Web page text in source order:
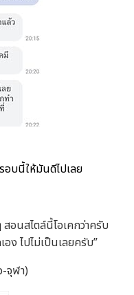
อบนี้ให้มันดีไปเลย
อนสไตล์นี้โอเคกว่าครับ
ง ไปไม่เป็นเลยครับ”
จุฬา)